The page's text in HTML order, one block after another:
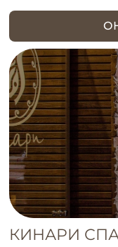
КИНАРИ